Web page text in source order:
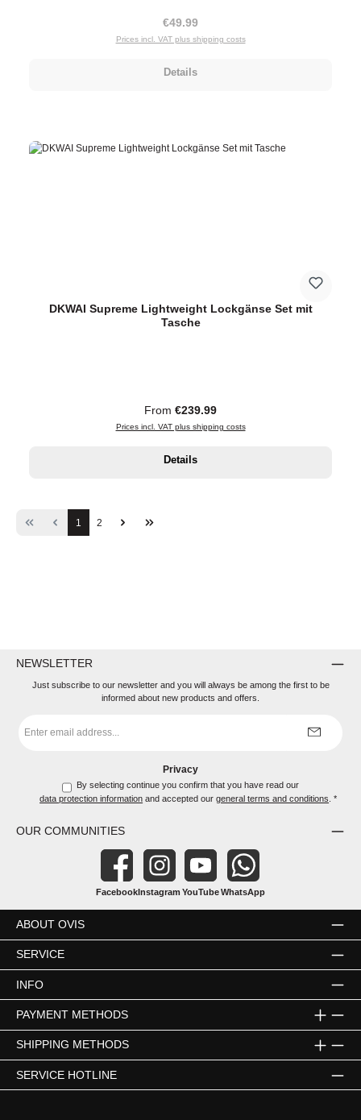
Regular price:
€49.99
Prices incl. VAT plus shipping costs
Details
DKWAI Supreme Lightweight Lockgänse Set mit
Tasche
Regular price:
From €239.99
Prices incl. VAT plus shipping costs
Details
Page
1 Page
2
NEWSLETTER
Just subscribe to our newsletter and you will always be among the first to be
informed about new products and offers.
address
Privacy
data protection information and accepted ourgeneral terms and conditions .*
OUR COMMUNITIES
Facebook Instagram YouTubeWhatsApp
ABOUT OVIS
SERVICE
INFO
PAYMENT METHODS
SHIPPING METHODS
SERVICE HOTLINE